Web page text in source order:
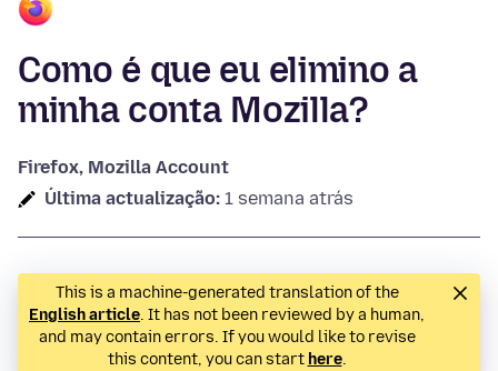
Como é que eu elimino a
minha conta Mozilla?
Firefox, Mozilla Account
Última actualização: 1 semana atrás
This is a machine-generated translation of the
English article. It has not been reviewed by a human,
and may contain errors. If you would like to revise
this content, you can start here.